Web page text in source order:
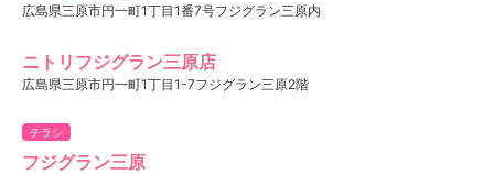
広島県三原市円一町1丁目1番7号フジグラン三原内
ニトリフジグラン三原店
広島県三原市円一町1丁目1-7フジグラン三原2階
チラシ
フジグラン三原